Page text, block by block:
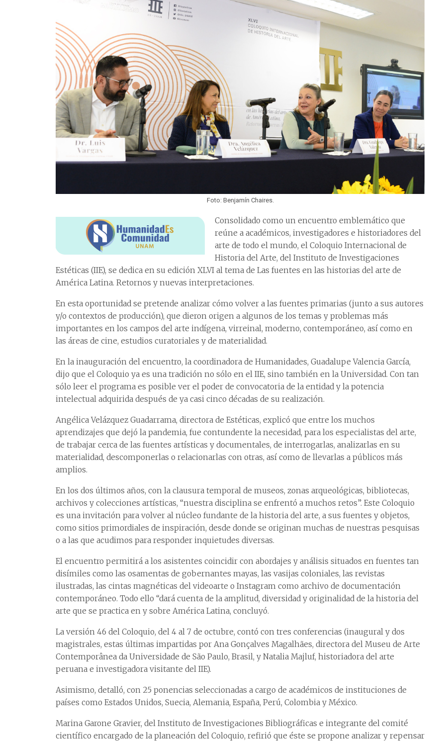
Foto: Benjamín Chaires.
Consolidado como un encuentro emblemático que
reúne a académicos, investigadores e historiadores del
arte de todo el mundo, el Coloquio Internacional de
Historia del Arte, del Instituto de Investigaciones
Estéticas (IIE), se dedica en su edición XLVI al tema de Las fuentes en las historias del arte de
América Latina. Retornos y nuevas interpretaciones.
En esta oportunidad se pretende analizar cómo volver a las fuentes primarias (junto a sus autores
y/o contextos de producción), que dieron origen a algunos de los temas y problemas más
importantes en los campos del arte indígena, virreinal, moderno, contemporáneo, así como en
las áreas de cine, estudios curatoriales y de materialidad.
En la inauguración del encuentro, la coordinadora de Humanidades, Guadalupe Valencia García,
dijo que el Coloquio ya es una tradición no sólo en el IIE, sino también en la Universidad. Con tan
sólo leer el programa es posible ver el poder de convocatoria de la entidad y la potencia
intelectual adquirida después de ya casi cinco décadas de su realización.
Angélica Velázquez Guadarrama, directora de Estéticas, explicó que entre los muchos
aprendizajes que dejó la pandemia, fue contundente la necesidad, para los especialistas del arte,
de trabajar cerca de las fuentes artísticas y documentales, de interrogarlas, analizarlas en su
materialidad, descomponerlas o relacionarlas con otras, así como de llevarlas a públicos más
amplios.
En los dos últimos años, con la clausura temporal de museos, zonas arqueológicas, bibliotecas,
archivos y colecciones artísticas, “nuestra disciplina se enfrentó a muchos retos”. Este Coloquio
es una invitación para volver al núcleo fundante de la historia del arte, a sus fuentes y objetos,
como sitios primordiales de inspiración, desde donde se originan muchas de nuestras pesquisas
o a las que acudimos para responder inquietudes diversas.
El encuentro permitirá a los asistentes coincidir con abordajes y análisis situados en fuentes tan
disímiles como las osamentas de gobernantes mayas, las vasijas coloniales, las revistas
ilustradas, las cintas magnéticas del videoarte o Instagram como archivo de documentación
contemporáneo. Todo ello “dará cuenta de la amplitud, diversidad y originalidad de la historia del
arte que se practica en y sobre América Latina, concluyó.
La versión 46 del Coloquio, del 4 al 7 de octubre, contó con tres conferencias (inaugural y dos
magistrales, estas últimas impartidas por Ana Gonçalves Magalhães, directora del Museu de Arte
Contemporânea da Universidade de São Paulo, Brasil, y Natalia Majluf, historiadora del arte
peruana e investigadora visitante del IIE).
Asimismo, detalló, con 25 ponencias seleccionadas a cargo de académicos de instituciones de
países como Estados Unidos, Suecia, Alemania, España, Perú, Colombia y México.
Marina Garone Gravier, del Instituto de Investigaciones Bibliográficas e integrante del comité
científico encargado de la planeación del Coloquio, refirió que éste se propone analizar y repensar